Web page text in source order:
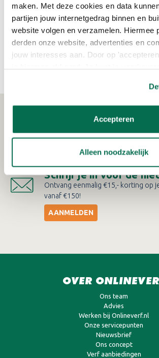
maken. Met deze cookies en data
partijen jouw internetgedrag binnen en
website volgen en verzamelen. Hiermee
derden onze website, advertenties en
jouw interesses aan. Door op
Accepteren
Alleen noodzakelijk
contact op met onze klantenservice. Wij
maken van de beste keuze.
Blanke Lak
2K Blanke Lak
WAT KLANTEN
Schrijf je in voor de
Ontvang eenmalig €15,- korting op
vanaf €150!
AANMELDEN
OVER
Ons team
Advies
Werken bij Onlineverf.nl
Onze servicepunten
Nieuwsbrief
Ons concept
Verf aanbiedingen